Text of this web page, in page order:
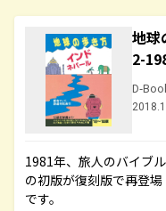
地球
2-
D-
1981年、旅人のバイブ
の初版が復刻版で再登
です。